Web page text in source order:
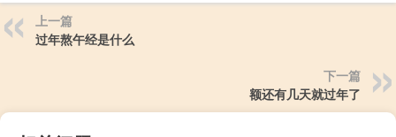
上一篇
过年熬午经是什么
下一篇
额还有几天就过年了